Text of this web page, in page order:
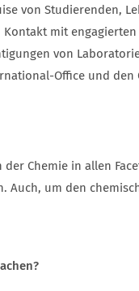
von Studierenden,
mit
von
Office und den
der Chemie in allen
Auch, um den